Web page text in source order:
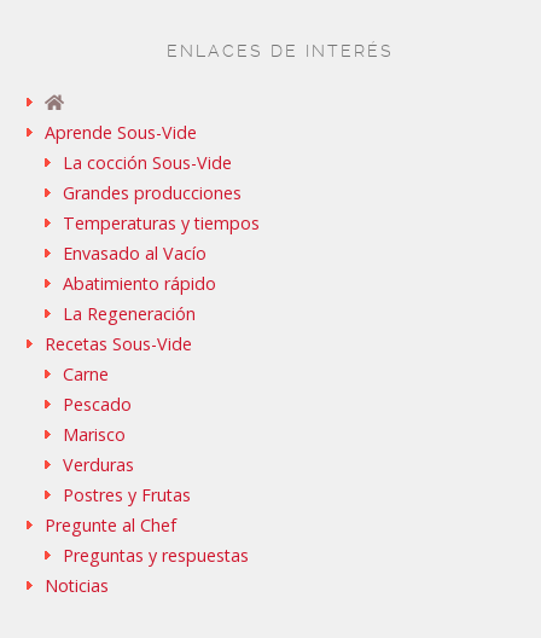
ENLACES DE INTERÉS
Aprende Sous-Vide
La cocción Sous-Vide
Grandes producciones
Temperaturas y tiempos
Envasado al Vacío
Abatimiento rápido
La Regeneración
Recetas Sous-Vide
Carne
Pescado
Marisco
Verduras
Postres y Frutas
Pregunte al Chef
Preguntas y respuestas
Noticias